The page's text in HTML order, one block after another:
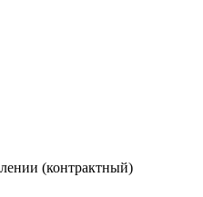
(контрактный)